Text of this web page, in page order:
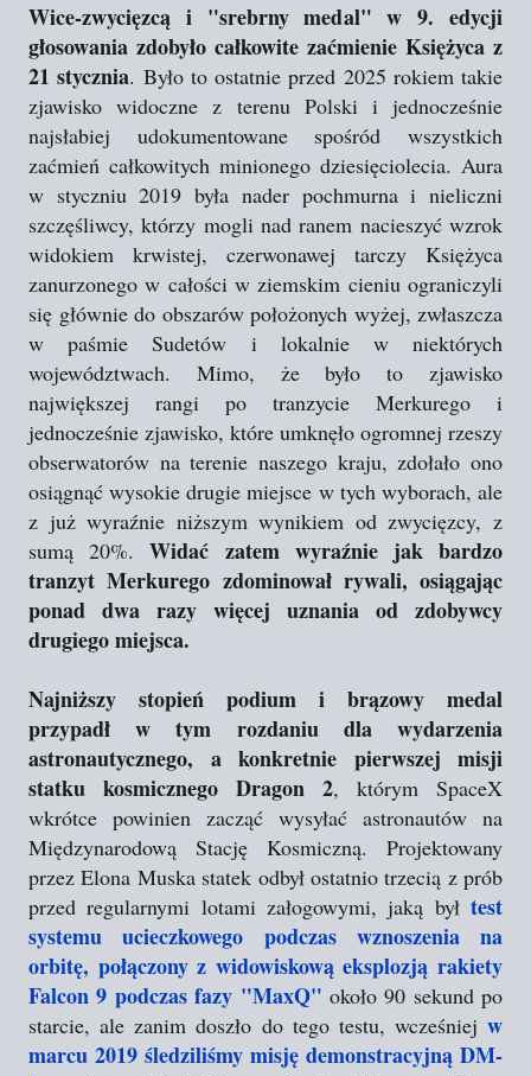
Wice-zwycięzcą i "srebrny medal" w 9. edycji
głosowania zdobyło całkowite zaćmienie Księżyca z
21 stycznia. Było to ostatnie przed 2025 rokiem takie
zjawisko widoczne z terenu Polski i jednocześnie
najsłabiej udokumentowane spośród wszystkich
zaćmień całkowitych minionego dziesięciolecia. Aura
w styczniu 2019 była nader pochmurna i nieliczni
szczęśliwcy, którzy mogli nad ranem nacieszyć wzrok
widokiem krwistej, czerwonawej tarczy Księżyca
zanurzonego w całości w ziemskim cieniu ograniczyli
się głównie do obszarów położonych wyżej, zwłaszcza
w paśmie Sudetów i lokalnie w niektórych
województwach. Mimo, że było to zjawisko
największej rangi po tranzycie Merkurego i
jednocześnie zjawisko, które umknęło ogromnej rzeszy
obserwatorów na terenie naszego kraju, zdołało ono
osiągnąć wysokie drugie miejsce w tych wyborach, ale
z już wyraźnie niższym wynikiem od zwycięzcy, z
sumą 20%.Widać zatem wyraźnie jak bardzo
tranzyt Merkurego zdominował rywali, osiągając
ponad dwa razy więcej uznania od zdobywcy
drugiego miejsca.
Najniższy stopień podium i brązowy medal
przypadł w tym rozdaniu dla wydarzenia
astronautycznego, a konkretnie pierwszej misji
statku kosmicznego Dragon 2, którym SpaceX
wkrótce powinien zacząć wysyłać astronautów na
Międzynarodową Stację Kosmiczną. Projektowany
przez Elona Muska statek odbył ostatnio trzecią z prób
przed regularnymi lotami załogowymi, jaką był test
systemu ucieczkowego podczas wznoszenia na
orbitę, połączony z widowiskową eksplozją rakiety
Falcon 9 podczas fazy "MaxQ" około 90 sekund po
starcie, ale zanim doszło do tego testu, wcześniej w
marcu 2019 śledziliśmy misję demonstracyjną DM-